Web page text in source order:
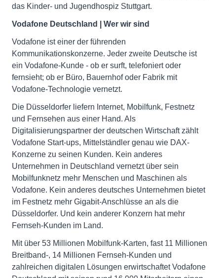
das Kinder- und Jugendhospiz Stuttgart.
Vodafone Deutschland | Wer wir sind
Vodafone ist einer der führenden
Kommunikationskonzerne. Jeder zweite Deutsche ist
ein Vodafone-Kunde - ob er surft, telefoniert oder
fernsieht; ob er Büro, Bauernhof oder Fabrik mit
Vodafone-Technologie vernetzt.
Die Düsseldorfer liefern Internet, Mobilfunk, Festnetz
und Fernsehen aus einer Hand. Als
Digitalisierungspartner der deutschen Wirtschaft zählt
Vodafone Start-ups, Mittelständler genau wie DAX-
Konzerne zu seinen Kunden. Kein anderes
Unternehmen in Deutschland vernetzt über sein
Mobilfunknetz mehr Menschen und Maschinen als
Vodafone. Kein anderes deutsches Unternehmen bietet
im Festnetz mehr Gigabit-Anschlüsse an als die
Düsseldorfer. Und kein anderer Konzern hat mehr
Fernseh-Kunden im Land.
Mit über 53 Millionen Mobilfunk-Karten, fast 11 Millionen
Breitband-, 14 Millionen Fernseh-Kunden und
zahlreichen digitalen Lösungen erwirtschaftet Vodafone